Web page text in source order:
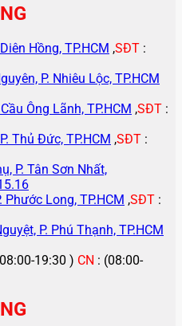
Hồng, TP.HCM ,SĐT :
P. Nhiêu Lộc, TP.HCM
Ông Lãnh, TP.HCM ,SĐT :
Thủ Đức, TP.HCM ,SĐT :
P. Tân Sơn Nhất,
Long, TP.HCM ,SĐT :
P. Phú Thạnh, TP.HCM
19:30 ) CN : (08:00-